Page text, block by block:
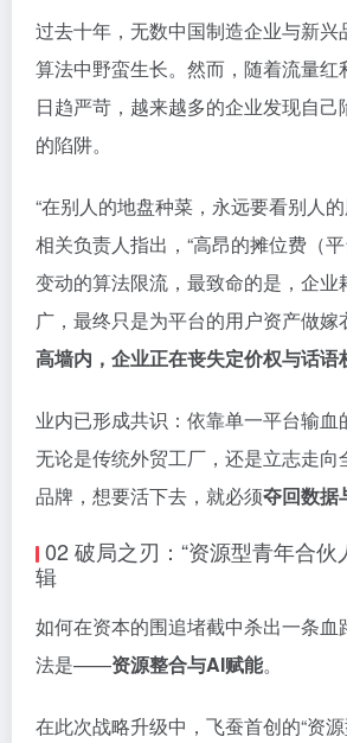
过去十年，无数中国制造企业与新兴
算法中野蛮生长。然而，随着流量红
日趋严苛，越来越多的企业发现自己
的陷阱。
“在别人的地盘种菜，永远要看别人
相关负责人指出，“高昂的摊位费（
变动的算法限流，最致命的是，企业
广，最终只是为平台的用户资产做嫁
高墙内，企业正在丧失定价权与话语
业内已形成共识：依靠单一平台输血
无论是传统外贸工厂，还是立志走向
品牌，想要活下去，就必须夺回数据
02 破局之刃：“资源型青年合伙
辑
如何在资本的围追堵截中杀出一条血
法是——资源整合与AI赋能。
在此次战略升级中，飞蚕首创的“资